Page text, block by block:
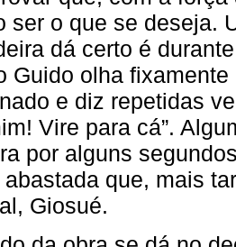
ser o que se deseja.
dá certo é
Guido olha
e diz repetidas
Vire para cá”.
por alguns
que, mais
Giosué.